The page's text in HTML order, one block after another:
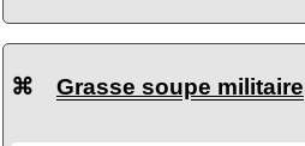
⌘ Grasse soupe militaire